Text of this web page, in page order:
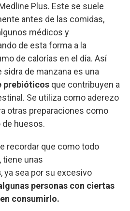
Plus. Este se suele
antes de las comidas,
médicos y
de esta forma a la
de calorías en el día. Así
sidra de manzana es una
prebióticos que contribuyen a
Se utiliza como aderezo
otras preparaciones como
de huesos.
recordar que como todo
tiene unas
, ya sea por su excesivo
personas con ciertas
consumirlo.